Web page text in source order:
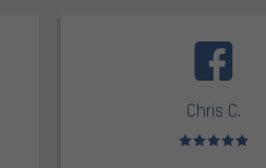
Chris C.
Note moyenne :